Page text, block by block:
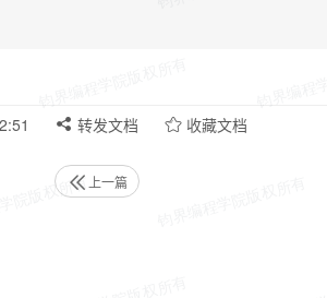
转发文档 收藏文档
上一篇